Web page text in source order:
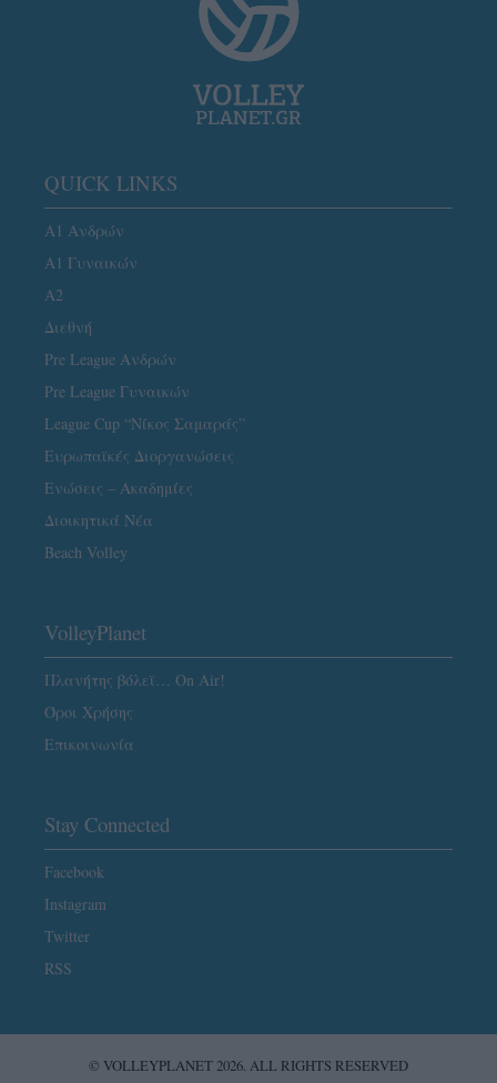
QUICK LINKS
Α1 Ανδρών
Α1 Γυναικών
A2
Διεθνή
Pre League Ανδρών
Pre League Γυναικών
League Cup “Νίκος Σαμαράς”
Ευρωπαϊκές Διοργανώσεις
Ενώσεις – Ακαδημίες
Διοικητικά Νέα
Beach Volley
VolleyPlanet
Πλανήτης βόλεϊ… On Air!
Όροι Χρήσης
Επικοινωνία
Stay Connected
Facebook
Instagram
Twitter
RSS
© VOLLEYPLANET 2026. ALL RIGHTS RESERVED